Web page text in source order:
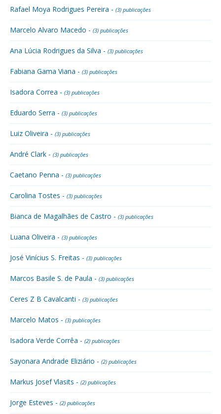
Rafael Moya Rodrigues Pereira - (3) publicações
Marcelo Alvaro Macedo - (3) publicações
Ana Lúcia Rodrigues da Silva - (3) publicações
Fabiana Gama Viana - (3) publicações
Isadora Correa - (3) publicações
Eduardo Serra - (3) publicações
Luiz Oliveira - (3) publicações
André Clark - (3) publicações
Caetano Penna - (3) publicações
Carolina Tostes - (3) publicações
Bianca de Magalhães de Castro - (3) publicações
Luana Oliveira - (3) publicações
José Vinícius S. Freitas - (3) publicações
Marcos Basile S. de Paula - (3) publicações
Ceres Z B Cavalcanti - (3) publicações
Marcelo Matos - (3) publicações
Isadora Verde Corrêa - (2) publicações
Sayonara Andrade Eliziário - (2) publicações
Markus Josef Vlasits - (2) publicações
Jorge Esteves - (2) publicações